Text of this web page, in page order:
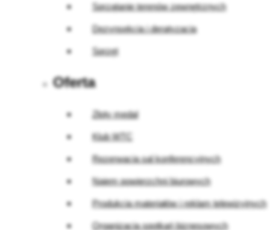
Sprzątanie terenów zewnętrznych
Dezynsekcja i deratyzacja
Sprzęt
Oferta
Złoty medal
Klub WTC
Rezerwacja sal konferencyjnych
Najem powierzchni biurowych
Produkcja materiałów i reklam telewizyjnych
Organizacja spotkań biznesowych